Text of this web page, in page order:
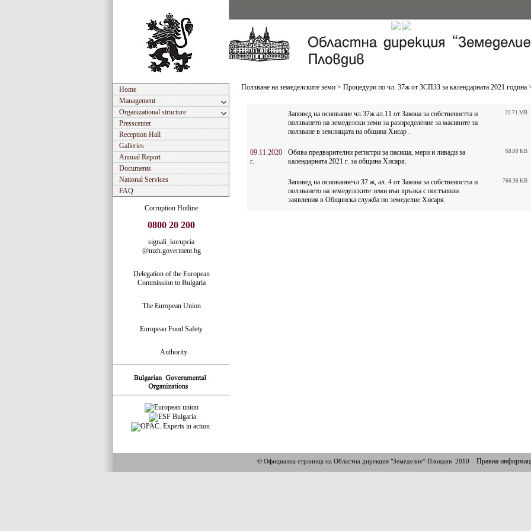
Home
Management
Organizational structure
Presscenter
Reception Hall
Galleries
Annual Report
Documents
National Services
FAQ
Corruption Hotline
0800 20 200
signali_korupcia
@mzh.goverment.bg
Delegation of the European
Commission to Bulgaria
The European Union
European Food Safety
Authority
Ползване на земеделските земи > Процедури по чл. 37ж от ЗСПЗЗ за календарната 2021 година
Заповед на основание чл.37ж ал.11 от Закона за собствеността и
ползването на земеделски земи за разпределение за масивите за
ползване в землищата на община Хисар .
20.71 MB
09.11.2020
г.
Обява предварителни регистри за пасища, мери и ливади за
календарната 2021 г. за община Хисаря.
68.00 KB
Заповед на основаниечл.37 ж, ал. 4 от Закона за собствеността и
ползването на земеделските земи във връзка с постъпили
заявления в Общинска служба по земеделие Хисаря.
766.36 KB
© Официална страница на Областна дирекция "Земеделие"-Пловдив 2010 Правна